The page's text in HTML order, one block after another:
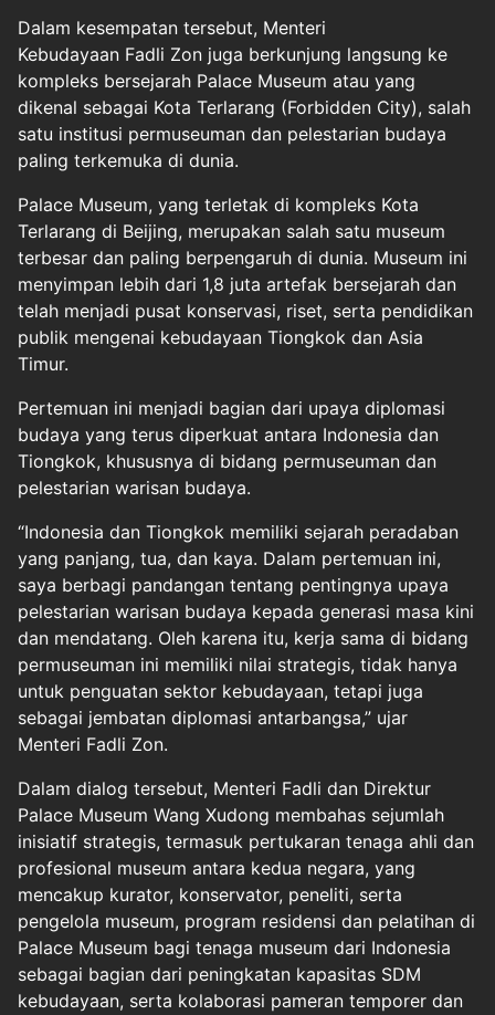
Dalam kesempatan tersebut, Menteri
Kebudayaan Fadli Zon juga berkunjung langsung ke
kompleks bersejarah Palace Museum atau yang
dikenal sebagai Kota Terlarang (Forbidden City), salah
satu institusi permuseuman dan pelestarian budaya
paling terkemuka di dunia.
Palace Museum, yang terletak di kompleks Kota
Terlarang di Beijing, merupakan salah satu museum
terbesar dan paling berpengaruh di dunia. Museum ini
menyimpan lebih dari 1,8 juta artefak bersejarah dan
telah menjadi pusat konservasi, riset, serta pendidikan
publik mengenai kebudayaan Tiongkok dan Asia
Timur.
Pertemuan ini menjadi bagian dari upaya diplomasi
budaya yang terus diperkuat antara Indonesia dan
Tiongkok, khususnya di bidang permuseuman dan
pelestarian warisan budaya.
“Indonesia dan Tiongkok memiliki sejarah peradaban
yang panjang, tua, dan kaya. Dalam pertemuan ini,
saya berbagi pandangan tentang pentingnya upaya
pelestarian warisan budaya kepada generasi masa kini
dan mendatang. Oleh karena itu, kerja sama di bidang
permuseuman ini memiliki nilai strategis, tidak hanya
untuk penguatan sektor kebudayaan, tetapi juga
sebagai jembatan diplomasi antarbangsa,” ujar
Menteri Fadli Zon.
Dalam dialog tersebut, Menteri Fadli dan Direktur
Palace Museum Wang Xudong membahas sejumlah
inisiatif strategis, termasuk pertukaran tenaga ahli dan
profesional museum antara kedua negara, yang
mencakup kurator, konservator, peneliti, serta
pengelola museum, program residensi dan pelatihan di
Palace Museum bagi tenaga museum dari Indonesia
sebagai bagian dari peningkatan kapasitas SDM
kebudayaan, serta kolaborasi pameran temporer dan